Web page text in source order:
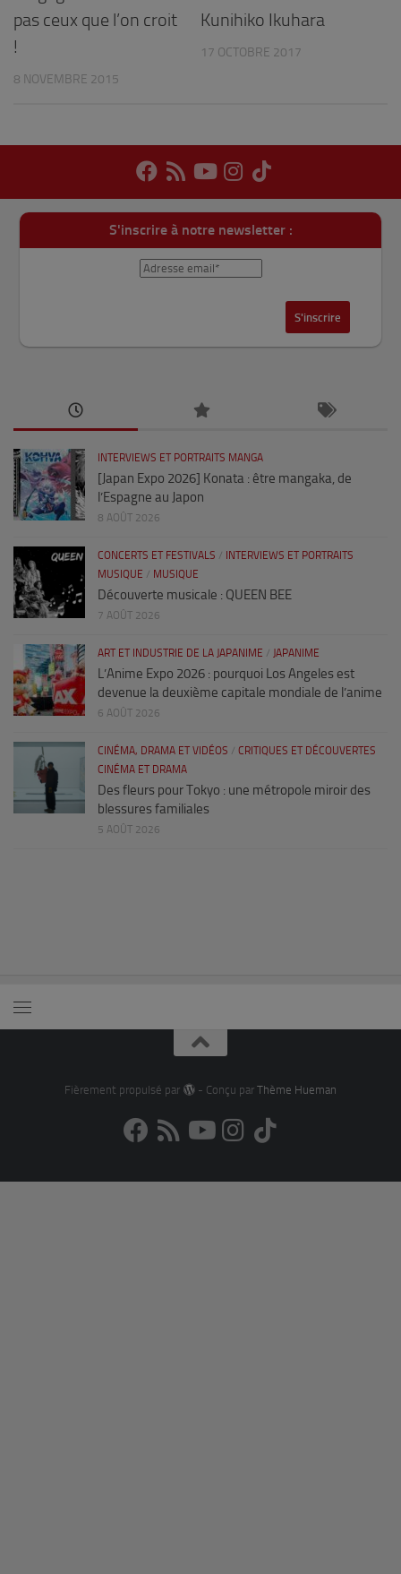
pas ceux que l’on croit
!
8 NOVEMBRE 2015
Kunihiko Ikuhara
17 OCTOBRE 2017
S'inscrire à notre newsletter :
INTERVIEWS ET PORTRAITS MANGA
[Japan Expo 2026] Konata : être mangaka, de
l’Espagne au Japon
8 AOÛT 2026
CONCERTS ET FESTIVALS /
INTERVIEWS ET PORTRAITS
MUSIQUE / MUSIQUE
Découverte musicale : QUEEN BEE
7 AOÛT 2026
ART ET INDUSTRIE DE LA JAPANIME / JAPANIME
L’Anime Expo 2026 : pourquoi Los Angeles est
devenue la deuxième capitale mondiale de l’anime
6 AOÛT 2026
CINÉMA, DRAMA ET VIDÉOS / CRITIQUES ET DÉCOUVERTES
CINÉMA ET DRAMA
Des fleurs pour Tokyo : une métropole miroir des
blessures familiales
5 AOÛT 2026
Fièrement propulsé par - Conçu par Thème Hueman